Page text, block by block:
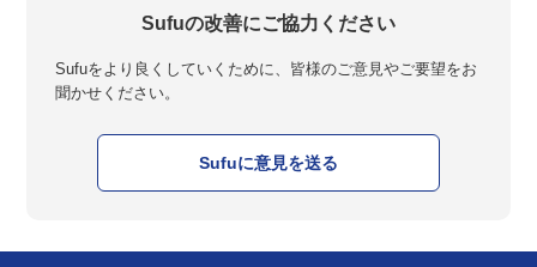
Sufuの改善にご協力ください
Sufuをより良くしていくために、皆様のご意見やご要望をお
聞かせください。
Sufuに意見を送る